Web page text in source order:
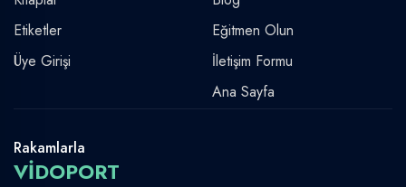
Etiketler
Üye Girişi
Eğitmen Olun
İletişim Formu
Ana Sayfa
Rakamlarla
VİDOPORT